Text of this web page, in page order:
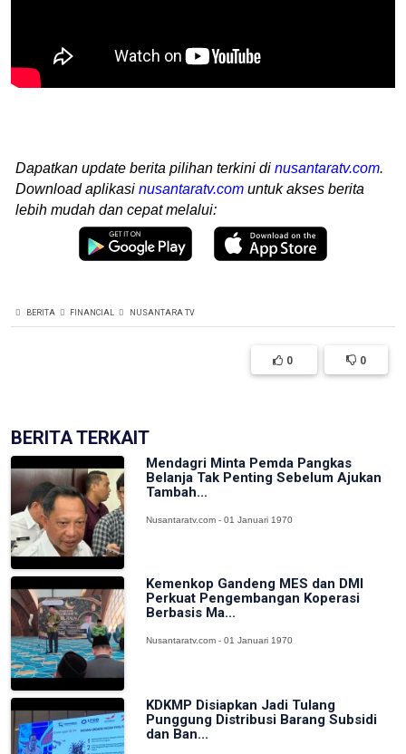
Dapatkan update berita pilihan terkini di nusantaratv.com.
Download aplikasi nusantaratv.com untuk akses berita
lebih mudah dan cepat melalui:
BERITA FINANCIAL NUSANTARA TV
0 0
BERITA TERKAIT
Mendagri Minta Pemda Pangkas
Belanja Tak Penting Sebelum Ajukan
Tambah...
Nusantaratv.com - 01 Januari 1970
Kemenkop Gandeng MES dan DMI
Perkuat Pengembangan Koperasi
Berbasis Ma...
Nusantaratv.com - 01 Januari 1970
KDKMP Disiapkan Jadi Tulang
Punggung Distribusi Barang Subsidi
dan Ban...